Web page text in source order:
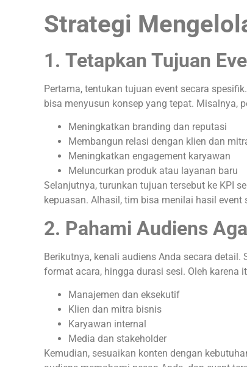
Strategi
1. Tetapkan Tujuan
Pertama, tentukan tujuan event secara
bisa menyusun konsep yang tepat. Misalnya,
Meningkatkan branding dan reputasi
Membangun relasi dengan klien dan
Meningkatkan engagement karyawan
Meluncurkan produk atau layanan baru
Selanjutnya, turunkan tujuan tersebut ke KPI
kepuasan. Alhasil, tim bisa menilai hasil event
2. Pahami Audiens
Berikutnya, kenali audiens Anda secara
format acara, hingga durasi sesi. Oleh karena
Manajemen dan eksekutif
Klien dan mitra bisnis
Karyawan internal
Media dan stakeholder
Kemudian, sesuaikan konten dengan